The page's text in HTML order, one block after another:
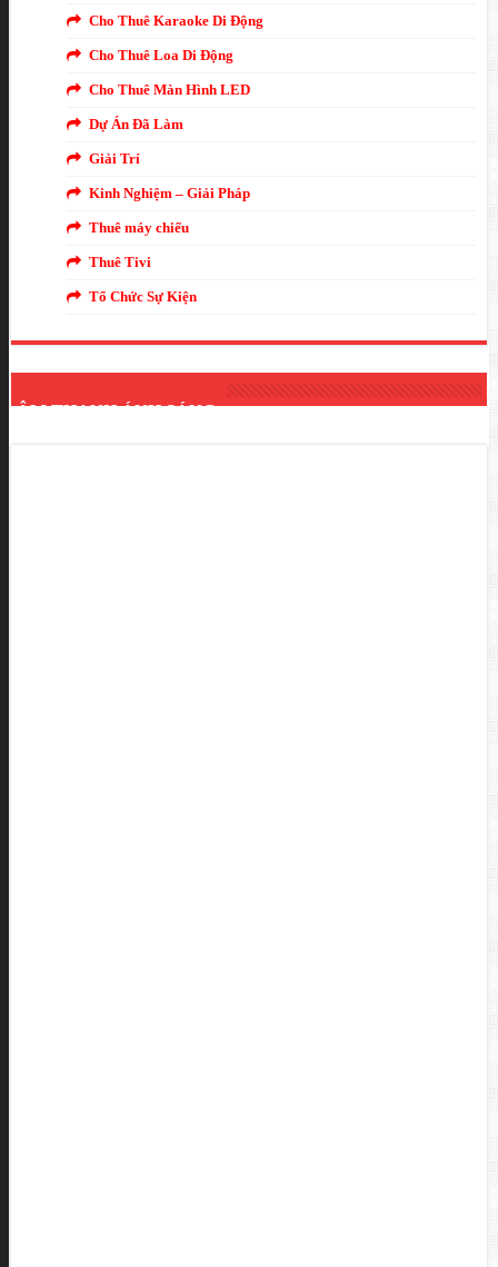
Cho Thuê Karaoke Di Động
Cho Thuê Loa Di Động
Cho Thuê Màn Hình LED
Dự Án Đã Làm
Giải Trí
Kinh Nghiệm – Giải Pháp
Thuê máy chiếu
Thuê Tivi
Tổ Chức Sự Kiện
ÂM THANH ÁNH SÁNG